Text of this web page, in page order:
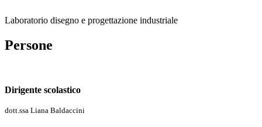
Laboratorio disegno e progettazione industriale
Persone
Dirigente scolastico
dott.ssa Liana Baldaccini